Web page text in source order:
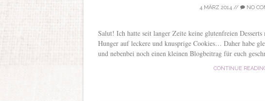
4 MÄRZ 2014 // NO
Salut! Ich hatte seit langer Zeite keine glutenfreien
Hunger auf leckere und knusprige Cookies… Daher habe
und nebenbei noch einen kleinen Blogbeitrag für euch
CONTINUE